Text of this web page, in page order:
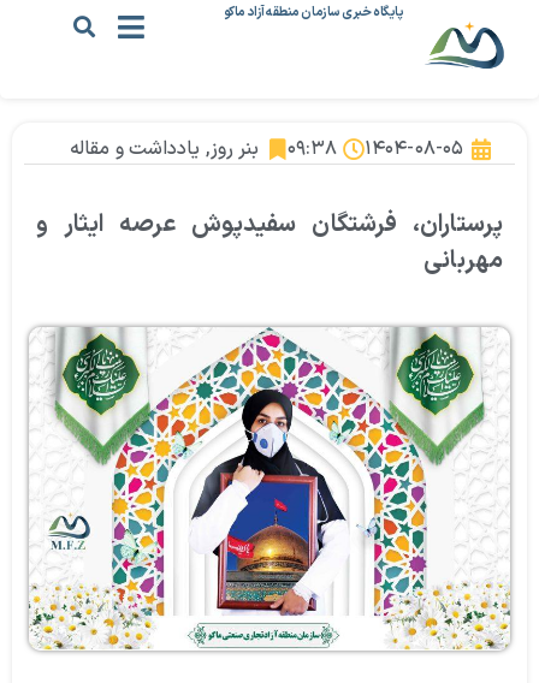
پایگاه خبری سازمان منطقه آزاد ماکو
۱۴۰۴-۰۸-۰۵ ۰۹:۳۸ بنر روز, یادداشت و مقاله
پرستاران، فرشتگان سفیدپوش عرصه ایثار و
مهربانی